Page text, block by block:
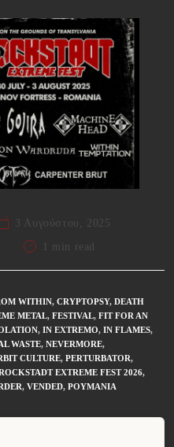
3 Αυγούστου, 2025
1 min read
WITHIN, CRYPTOPSY, DEATH
METAL, FESTIVAL, FIT FOR AN
, IN EXTREMO, IN FLAMES,
WASTE, NEVERMORE,
CULTURE, PERTURBATOR,
EXTREME FEST 2026,
, VENDED, ΡΟΥΜΑΝΊΑ